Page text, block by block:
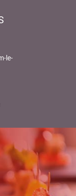
le-